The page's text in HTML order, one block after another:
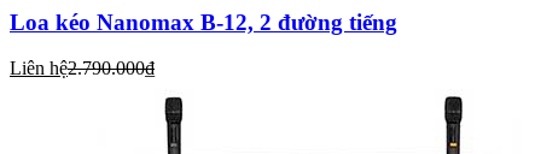
Loa kéo Nanomax B-12, 2 đường tiếng
Liên hệ2.790.000₫